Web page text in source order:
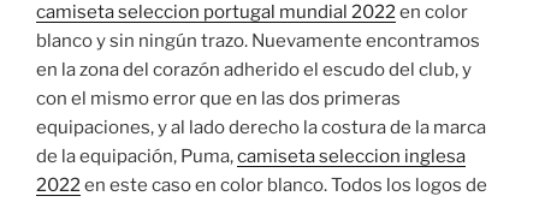
camiseta seleccion portugal mundial 2022en color
blanco y sin ningún trazo. Nuevamente encontramos
en la zona del corazón adherido el escudo del club, y
con el mismo error que en las dos primeras
equipaciones, y al lado derecho la costura de la marca
de la equipación, Puma,camiseta seleccion inglesa
2022en este caso en color blanco. Todos los logos de